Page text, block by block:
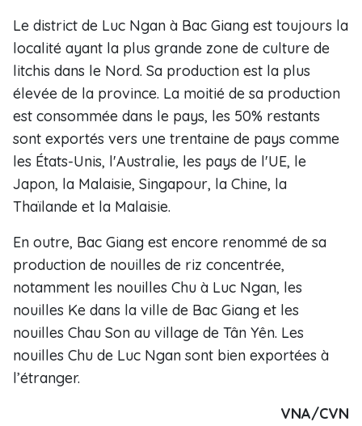
Le district de Luc Ngan à Bac Giang est toujours la
localité ayant la plus grande zone de culture de
litchis dans le Nord. Sa production est la plus
élevée de la province. La moitié de sa production
est consommée dans le pays, les 50% restants
sont exportés vers une trentaine de pays comme
les États-Unis, l'Australie, les pays de l'UE, le
Japon, la Malaisie, Singapour, la Chine, la
Thaïlande et la Malaisie.
En outre, Bac Giang est encore renommé de sa
production de nouilles de riz concentrée,
notamment les nouilles Chu à Luc Ngan, les
nouilles Ke dans la ville de Bac Giang et les
nouilles Chau Son au village de Tân Yên. Les
nouilles Chu de Luc Ngan sont bien exportées à
l’étranger.
VNA/CVN